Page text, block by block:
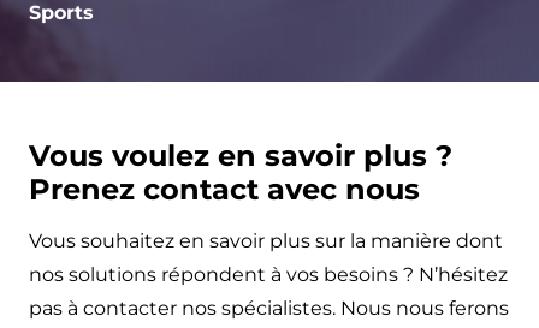
Sports
Vous voulez en savoir plus ?
Prenez contact avec nous
Vous souhaitez en savoir plus sur la manière dont
nos solutions répondent à vos besoins ? N’hésitez
pas à contacter nos spécialistes. Nous nous ferons